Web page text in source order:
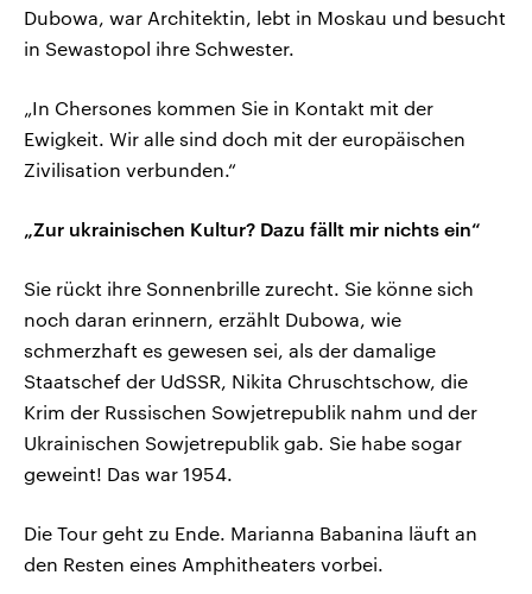
Dubowa, war Architektin, lebt in Moskau und besucht
in Sewastopol ihre Schwester.
„In Chersones kommen Sie in Kontakt mit der
Ewigkeit. Wir alle sind doch mit der europäischen
Zivilisation verbunden.“
„Zur ukrainischen Kultur? Dazu fällt mir nichts ein“
Sie rückt ihre Sonnenbrille zurecht. Sie könne sich
noch daran erinnern, erzählt Dubowa, wie
schmerzhaft es gewesen sei, als der damalige
Staatschef der UdSSR, Nikita Chruschtschow, die
Krim der Russischen Sowjetrepublik nahm und der
Ukrainischen Sowjetrepublik gab. Sie habe sogar
geweint! Das war 1954.
Die Tour geht zu Ende. Marianna Babanina läuft an
den Resten eines Amphitheaters vorbei.